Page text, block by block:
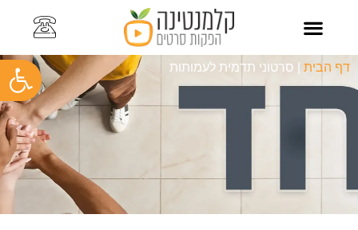
דף הבית סרטוני תדמית לעמותות